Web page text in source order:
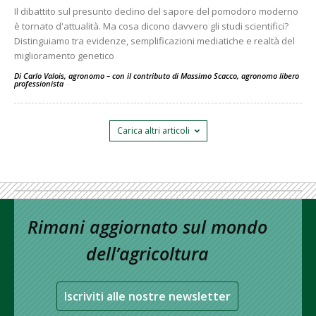
Il dibattito sul presunto declino del sapore del pomodoro moderno
è tornato d'attualità. Ma cosa dicono davvero gli studi scientifici?
Distinguiamo tra evidenze, semplificazioni mediatiche e realtà del
miglioramento genetico
Di Carlo Valois, agronomo – con il contributo di Massimo Scacco, agronomo libero
professionista -
Carica altri articoli
Rimani aggiornato sul mondo
dell’agricoltura
Iscriviti alle nostre newsletter